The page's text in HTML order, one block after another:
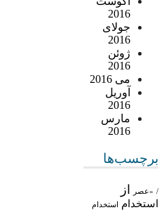
2016
جولای
2016
ژوئن
2016
می 2016
آوریل
2016
مارس
2016
برچسب‌ها
/ «عصر از
استخدام استخدام